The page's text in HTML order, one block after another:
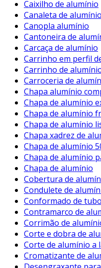
com ingredientes
entre a sujeira e a
Não Espumantes:
espuma excessiva,
em superfícies
Compatibilidade
ser usado com
e tratamento de
Essas propriedades
uma escolha ideal para
de limpeza industrial.
Aplicações Práticas
A versatilidade do
permite seu uso em
algumas aplicações:
Limpeza de Peças
para a limpeza de
e outras partes que
graxa.
Caixilho de alumínio
Canaleta de alumínio
Canopla alumínio
Cantoneira de
Carcaça de alumínio
Carrinho em perfil
Carrinho de
Carroceria de
Chapa alumínio
Chapa de alumínio
Chapa de alumínio
Chapa de alumínio
Chapa xadrez de
Chapa de alumínio
Chapa de alumínio
Chapa de alumínio
Cobertura de
Condulete de
Conformado de
Contramarco de
Corrimão de
Corte e dobra de
Corte de alumínio a
Cromatizante de